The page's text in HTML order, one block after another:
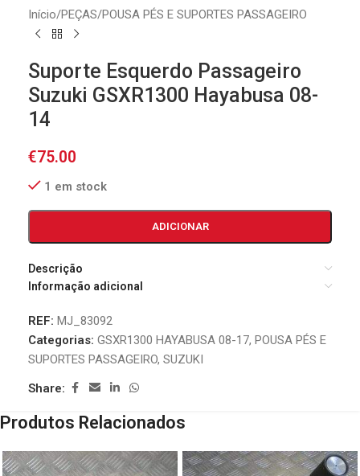
Início/PEÇAS/POUSA PÉS E SUPORTES PASSAGEIRO
Suporte Esquerdo Passageiro
Suzuki GSXR1300 Hayabusa 08-
14
€75.00
1 em stock
ADICIONAR
Descrição
Informação adicional
REF: MJ_83092
Categorias: GSXR1300 HAYABUSA 08-17, POUSA PÉS E
SUPORTES PASSAGEIRO, SUZUKI
Share:
Produtos Relacionados